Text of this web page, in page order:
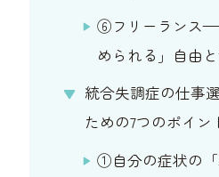
⑥フリーランス
められる」自由
統合失調症の仕事
ための7つのポイン
①自分の症状の